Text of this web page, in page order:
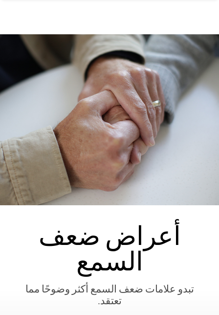
أعراض ضعف
السمع
تبدو علامات ضعف السمع أكثر وضوحًا مما
تعتقد.